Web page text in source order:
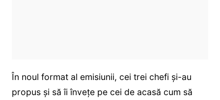
În noul format al emisiunii, cei trei chefi și-au
propus și să îi învețe pe cei de acasă cum să